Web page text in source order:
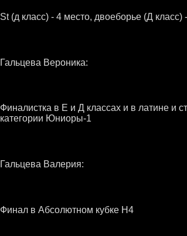
St (д класс) - 4 место, двоеборье (Д класс)
Гальцева Вероника:
Финалистка в Е и Д классах и в латине и
категории Юниоры-1
Гальцева Валерия:
Финал в Абсолютном кубке Н4